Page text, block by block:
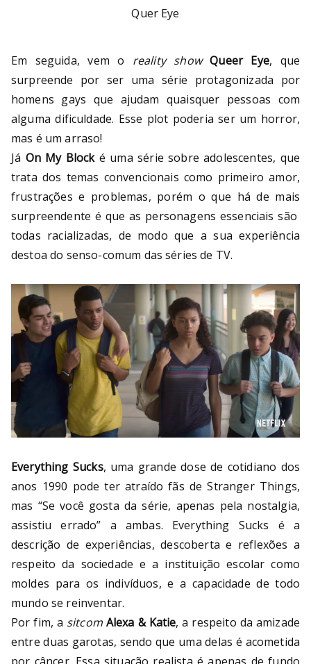
Quer Eye
Em seguida, vem o reality showQueer Eye, que
surpreende por ser uma série protagonizada por
homens gays que ajudam quaisquer pessoas com
alguma dificuldade. Esse plot poderia ser um horror,
mas é um arraso!
Já On My Blocké uma série sobre adolescentes, que
trata dos temas convencionais como primeiro amor,
frustrações e problemas, porém o que há de mais
surpreendente é que as personagens essenciais são
todas racializadas, de modo que a sua experiência
destoa do senso-comum das séries de TV.
Everything Sucks, uma grande dose de cotidiano dos
anos 1990 pode ter atraído fãs de Stranger Things,
mas “Se você gosta da série, apenas pela nostalgia,
assistiu errado” a ambas. Everything Sucks é a
descrição de experiências, descoberta e reflexões a
respeito da sociedade e a instituição escolar como
moldes para os indivíduos, e a capacidade de todo
mundo se reinventar.
Por fim, a sitcom Alexa & Katie, a respeito da amizade
entre duas garotas, sendo que uma delas é acometida